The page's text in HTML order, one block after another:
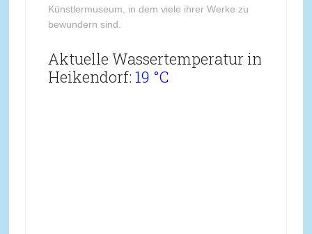
Künstlermuseum, in dem viele ihrer Werke zu
bewundern sind.
Aktuelle Wassertemperatur in
Heikendorf: 19 °C